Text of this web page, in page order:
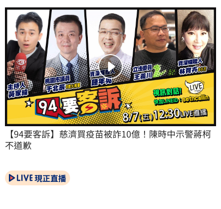
【94要客訴】慈濟買疫苗被詐10億！陳時中示警蔣柯
不道歉
現正直播